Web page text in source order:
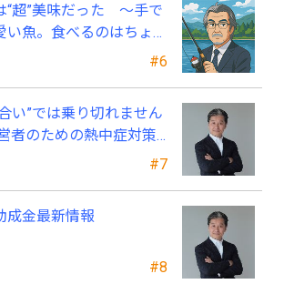
#6
“超”美味だった ～手で
い魚。食べるのはちょっ
#7
い”では乗り切れません
者のための熱中症対策
#8
成金最新情報